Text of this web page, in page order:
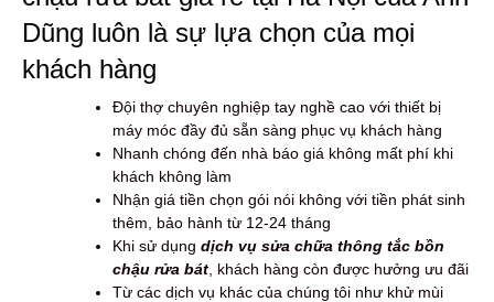
Dũng luôn là sự lựa chọn của mọi
khách hàng
Đội thợ chuyên nghiệp tay nghề cao với thiết bị
máy móc đầy đủ sẵn sàng phục vụ khách hàng
Nhanh chóng đến nhà báo giá không mất phí khi
khách không làm
Nhận giá tiền chọn gói nói không với tiền phát sinh
thêm, bảo hành từ 12-24 tháng
Khi sử dụng dịch vụ sửa chữa thông tắc bồn
chậu rửa bát , khách hàng còn được hưởng ưu đãi
Từ các dịch vụ khác của chúng tôi như khử mùi